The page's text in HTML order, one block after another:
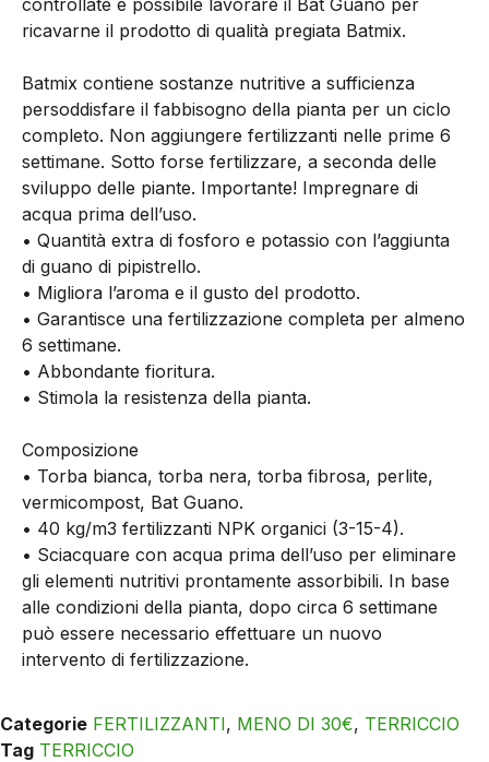
controllate è possibile lavorare il Bat Guano per
ricavarne il prodotto di qualità pregiata Batmix.
Batmix contiene sostanze nutritive a sufficienza
persoddisfare il fabbisogno della pianta per un ciclo
completo. Non aggiungere fertilizzanti nelle prime 6
settimane. Sotto forse fertilizzare, a seconda delle
sviluppo delle piante. Importante! Impregnare di
acqua prima dell’uso.
• Quantità extra di fosforo e potassio con l’aggiunta
di guano di pipistrello.
• Migliora l’aroma e il gusto del prodotto.
• Garantisce una fertilizzazione completa per almeno
6 settimane.
• Abbondante fioritura.
• Stimola la resistenza della pianta.
Composizione
• Torba bianca, torba nera, torba fibrosa, perlite,
vermicompost, Bat Guano.
• 40 kg/m3 fertilizzanti NPK organici (3-15-4).
• Sciacquare con acqua prima dell’uso per eliminare
gli elementi nutritivi prontamente assorbibili. In base
alle condizioni della pianta, dopo circa 6 settimane
può essere necessario effettuare un nuovo
intervento di fertilizzazione.
Categorie FERTILIZZANTI, MENO DI 30€, TERRICCIO
Tag TERRICCIO